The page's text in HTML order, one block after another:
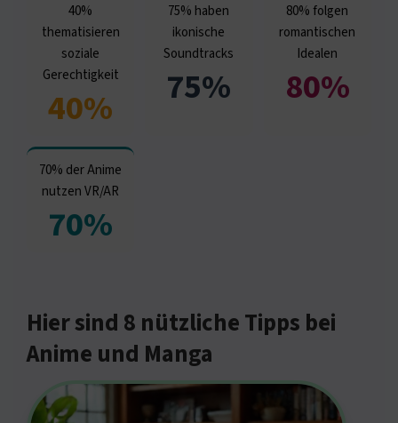
40%
thematisieren
soziale
Gerechtigkeit
40%
75% haben
ikonische
Soundtracks
75%
80% folgen
romantischen
Idealen
80%
70% der Anime
nutzen VR/AR
70%
Hier sind 8 nützliche Tipps bei
Anime und Manga